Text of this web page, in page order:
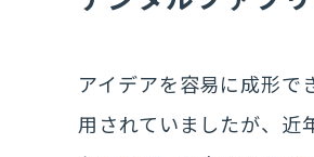
アイデアを容易に成形で
用されていましたが、近